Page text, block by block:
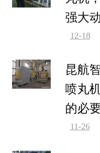
强大
12-18
昆航
喷丸
的必
11-26